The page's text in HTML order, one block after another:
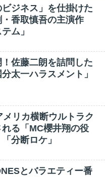
ジネス」を仕掛けた
香取慎吾の主演作
ム」
佐藤二朗を詰問した
太一ハラスメント」
リカ横断ウルトラク
る「MC櫻井翔の役
分断ロケ」
とバラエティー番